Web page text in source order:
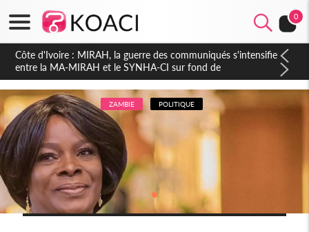
0
Côte d'Ivoire : Indépendance 2026, Thiam plaide pour un
environnement démocratique plus apaisé
ZAMBIE POLITIQUE